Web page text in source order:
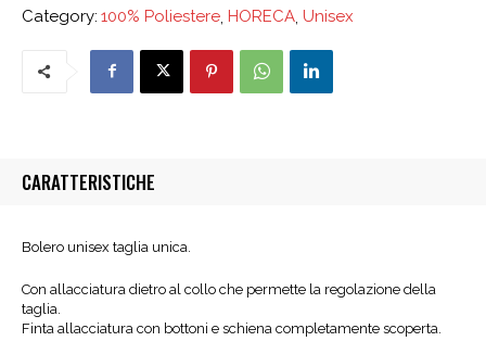
Category: 100% Poliestere HORECA Unisex
CARATTERISTICHE
Bolero unisex taglia unica.
Con allacciatura dietro al collo che permette la regolazione della
taglia.
Finta allacciatura con bottoni e schiena completamente scoperta.